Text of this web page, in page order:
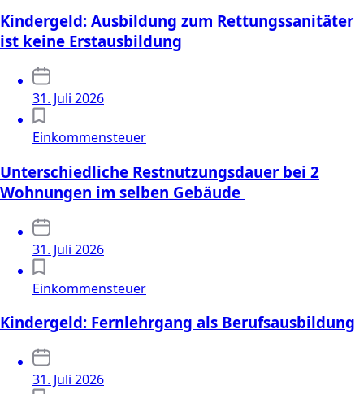
Kindergeld: Ausbildung zum Rettungssanitäter
ist keine Erstausbildung
31. Juli 2026
Einkommensteuer
Unterschiedliche Restnutzungsdauer bei 2
Wohnungen im selben Gebäude
31. Juli 2026
Einkommensteuer
Kindergeld: Fernlehrgang als Berufsausbildung
31. Juli 2026